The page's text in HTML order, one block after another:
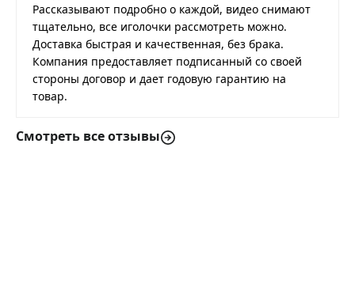
Рассказывают подробно о каждой, видео снимают
тщательно, все иголочки рассмотреть можно.
Доставка быстрая и качественная, без брака.
Компания предоставляет подписанный со своей
стороны договор и дает годовую гарантию на
товар.
Смотреть все отзывы